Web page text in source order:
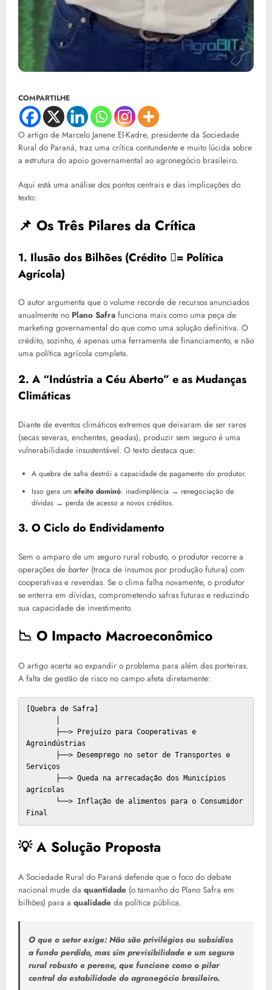
COMPARTILHE
O artigo de Marcelo Janene El-Kadre, presidente da Sociedade
Rural do Paraná, traz uma crítica contundente e muito lúcida sobre
a estrutura do apoio governamental ao agronegócio brasileiro.
Aqui está uma análise dos pontos centrais e das implicações do
texto:
📌 Os Três Pilares da Crítica
1. Ilusão dos Bilhões (Crédito = Política
Agrícola)
O autor argumenta que o volume recorde de recursos anunciados
anualmente no Plano Safra funciona mais como uma peça de
marketing governamental do que como uma solução definitiva. O
crédito, sozinho, é apenas uma ferramenta de financiamento, e não
uma política agrícola completa.
2. A “Indústria a Céu Aberto” e as Mudanças
Climáticas
Diante de eventos climáticos extremos que deixaram de ser raros
(secas severas, enchentes, geadas), produzir sem seguro é uma
vulnerabilidade insustentável. O texto destaca que:
A quebra de safra destrói a capacidade de pagamento do produtor.
Isso gera um efeito dominó: inadimplência → renegociação de
dívidas → perda de acesso a novos créditos.
3. O Ciclo do Endividamento
Sem o amparo de um seguro rural robusto, o produtor recorre a
operações de barter (troca de insumos por produção futura) com
cooperativas e revendas. Se o clima falha novamente, o produtor
se enterra em dívidas, comprometendo safras futuras e reduzindo
sua capacidade de investimento.
📉 O Impacto Macroeconômico
O artigo acerta ao expandir o problema para além das porteiras.
A falta de gestão de risco no campo afeta diretamente:
[Quebra de Safra]
Agroindústrias
Serviços
agrícolas
💡 A Solução Proposta
A Sociedade Rural do Paraná defende que o foco do debate
nacional mude da quantidade (o tamanho do Plano Safra em
bilhões) para a qualidade da política pública.
O que o setor exige:Não são privilégios ou subsídios
a fundo perdido, mas sim previsibilidadee um seguro
rural robusto e perene, que funcione como o pilar
central da estabilidade do agronegócio brasileiro.